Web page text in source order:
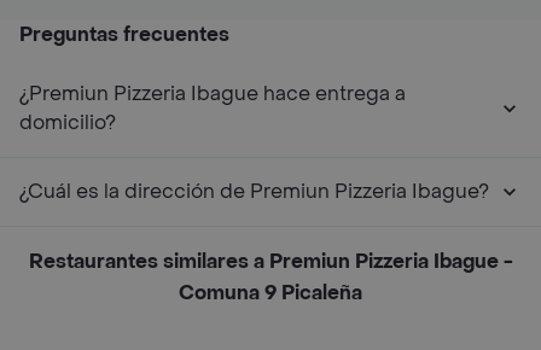
Preguntas frecuentes
¿Premiun Pizzeria Ibague hace entrega a
domicilio?
¿Cuál es la dirección de Premiun Pizzeria Ibague?
Restaurantes similares a Premiun Pizzeria Ibague -
Comuna 9 Picaleña